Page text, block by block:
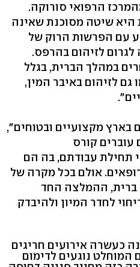
הרפואי סורוקה.
שיטה מסוכנת שאינה
עם הפרשות הרוק של
לגרום לזיהום בהרפס.
במהלך הברית, בגלל
לזיהום באיבר המין,
מקצועיים ובטוחים",
עוברים קורס
תחילת עבודתם, בה הם
אולם בכל מקרה של
ברית, ההמלצה החד
לחדר המיון ולהיבדק
כעשרה אירועים חריגים
נוגעים לדימום